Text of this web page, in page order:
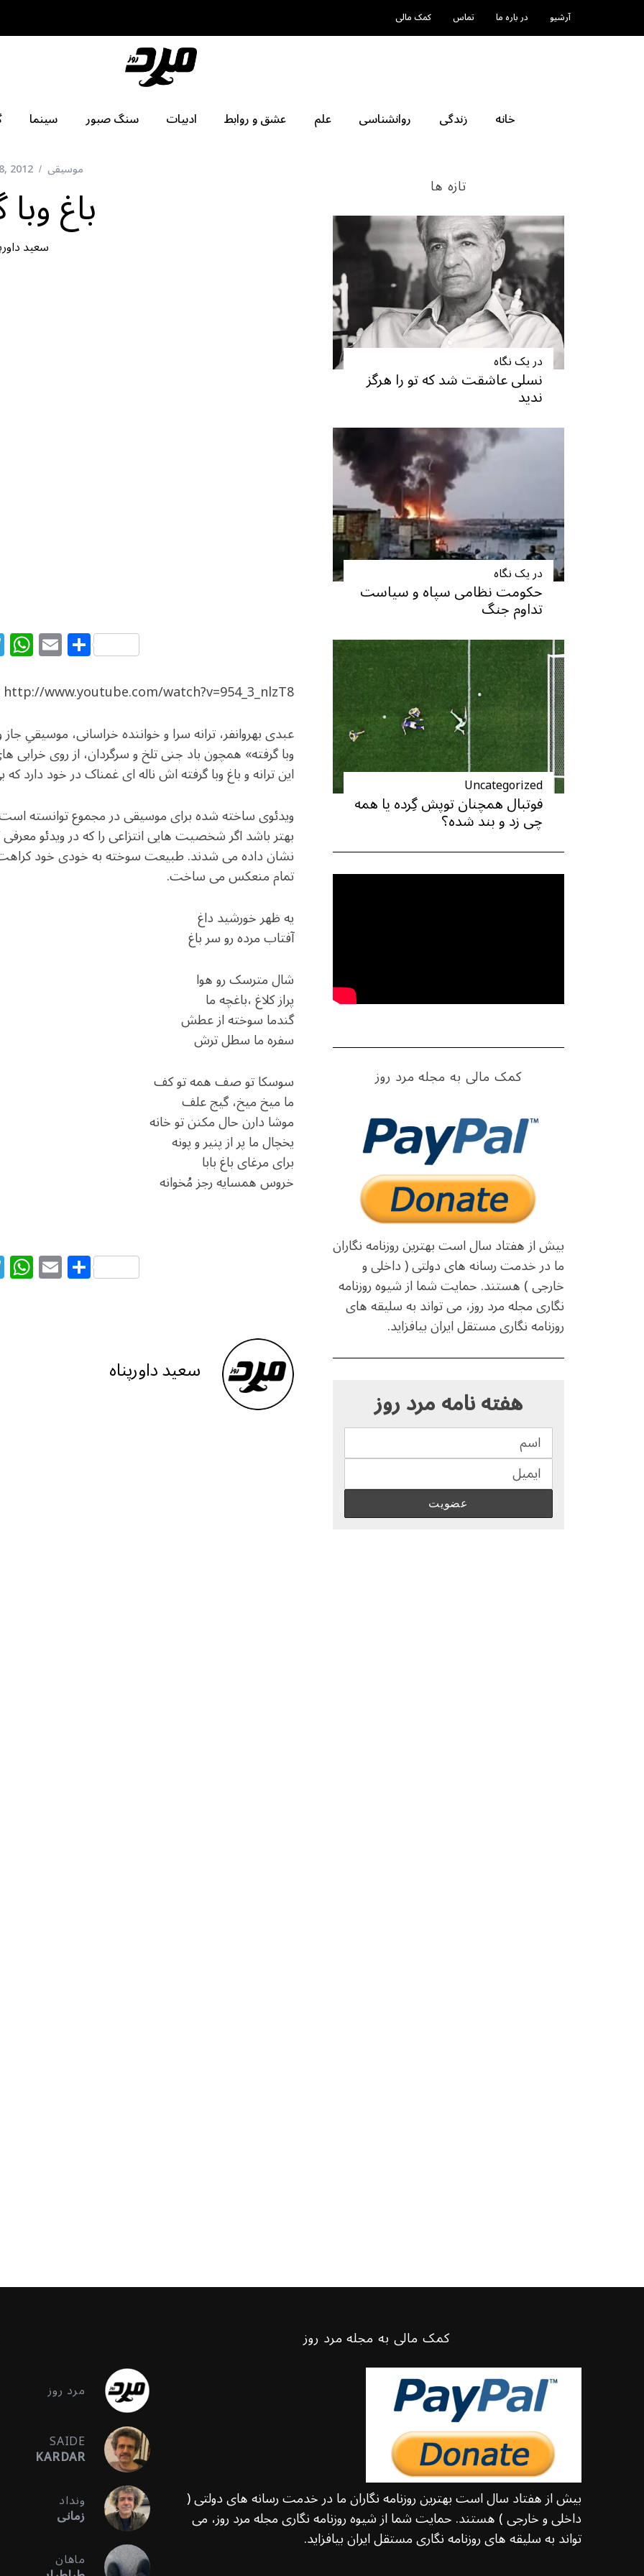
آرشیو در باره ما تماس کمک مالی
خانه زندگی روانشناسی علم عشق و روابط ادبیات سنگ صبور سینما
موسیقی 2012
باغ
سعید
T
el
e
ra
m
W
h
at
A
p
p
E
m
ai
S
h
ar
http://www.youtube.com/watch?v=954_3_nlzT8
عبدی بهروانفر، ترانه سرا و خواننده خراسانی، موسیقیِ
وبا گرفته» همچون باد جنی تلخ و سرگردان، از روی
این ترانه و باغ وبا گرفته اش ناله ای غمناک در خود
ویدئوی ساخته شده برای موسیقی در مجموع توانسته
بهتر باشد اگر شخصیت هایی انتزاعی را که در ویدئو
نشان داده می شدند. طبیعت سوخته به خودی خود
تمام منعکس می ساخت.
یه ظهر خورشید داغ
آفتاب مرده رو سر باغ
شال مترسک رو هوا
پراز کلاغ ،باغچه ما
گندما سوخته از عطش
سفره ما سطل ترش
سوسکا تو صف همه تو کف
ما میخ میخ، گیج علف
موشا دارن حال مکنن تو خانه
یخچال ما پر از پنیر و پونه
برای مرغای باغ بابا
خروس همسایه رجز مُخوانه
T
el W
h E
m S
h
سعید داورپناه
تازه ها
در یک نگاه
نسلی عاشقت شد که تو را هرگز
ندید
در یک نگاه
حکومت نظامی سپاه و سیاست
تداوم جنگ
Uncategorized
فوتبال همچنان توپش گِرده یا همه
چی زد و بند شده؟
کمک مالی به مجله مرد روز
بیش از هفتاد سال است بهترین روزنامه نگاران
ما در خدمت رسانه های دولتی ( داخلی و
خارجی ) هستند. حمایت شما از شیوه روزنامه
نگاری مجله مرد روز، می تواند به سلیقه های
روزنامه نگاری مستقل ایران بیافزاید.
هفته نامه مرد روز
کمک مالی به مجله مرد روز
بیش از هفتاد سال است بهترین روزنامه نگاران ما در خدمت رسانه های دولتی (
داخلی و خارجی ) هستند. حمایت شما از شیوه روزنامه نگاری مجله مرد روز، می
تواند به سلیقه های روزنامه نگاری مستقل ایران بیافزاید.
مرد روز
SAIDE
KARDAR
ونداد
زمانی
ماهان
S
r
c
f
r